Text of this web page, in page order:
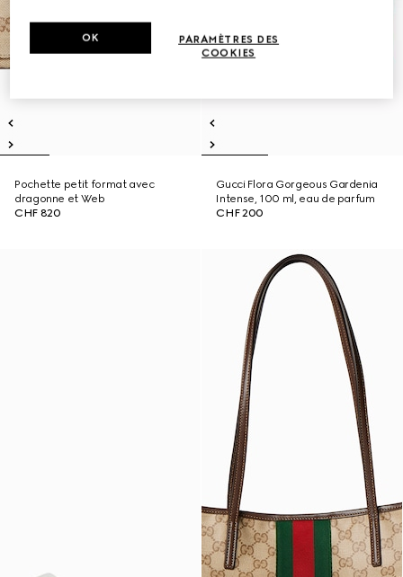
Pochette petit format avec
dragonne et Web
CHF 820
Gucci Flora Gorgeous Gardenia
Intense, 100 ml, eau de parfum
CHF 200
PARAMÈTRES DES
COOKIES
OK